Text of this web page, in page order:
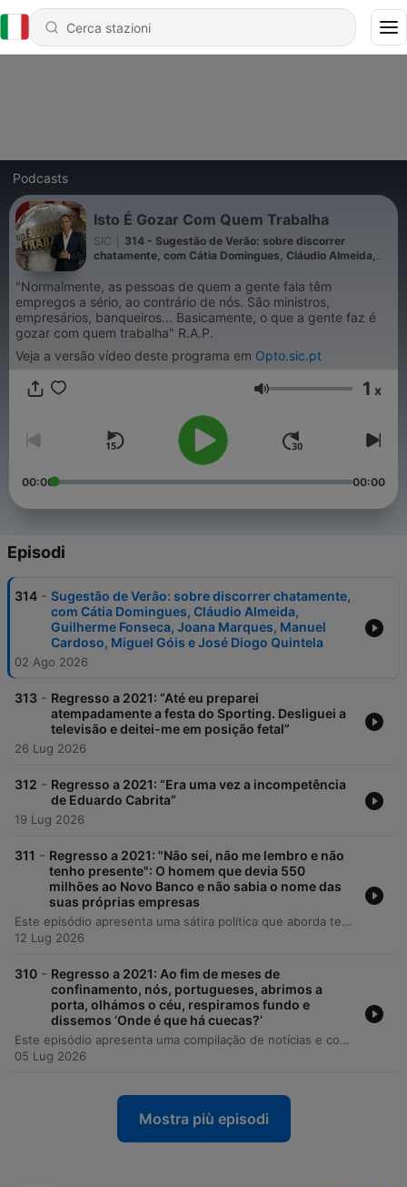
Podcasts
Isto É Gozar Com Quem Trabalha
SIC
314 - Sugestão de Verão: sobre discorrer
chatamente, com Cátia Domingues, Cláudio Almeida,
Miguel Góis e José Diogo Quintela
"Normalmente, as pessoas de quem a gente fala têm
empregos a sério, ao contrário de nós. São ministros,
empresários, banqueiros... Basicamente, o que a gente faz é
gozar com quem trabalha" R.A.P.
Veja a versão vídeo deste programa em Opto.sic.pt
Volume 1 x
00:00 00:00
Episodi
314 - Sugestão de Verão: sobre discorrer chatamente,
com Cátia Domingues, Cláudio Almeida,
Guilherme Fonseca, Joana Marques, Manuel
Cardoso, Miguel Góis e José Diogo Quintela
02 Ago 2026
313 - Regresso a 2021: “Até eu preparei
atempadamente a festa do Sporting. Desliguei a
televisão e deitei-me em posição fetal”
26 Lug 2026
312 - Regresso a 2021: “Era uma vez a incompetência
de Eduardo Cabrita”
19 Lug 2026
311 - Regresso a 2021: "Não sei, não me lembro e não
tenho presente": O homem que devia 550
milhões ao Novo Banco e não sabia o nome das
suas próprias empresas
Este episódio apresenta uma sátira política que aborda temas como a precariedade do serviço ferroviário, a gestão de fundações e sociedades offshore ligadas ao Novo Banco, e o elevado custo de um obelisco em Oeiras. O apresentador utiliza o humor para criticar a falta de transparência e a gestão de recursos públicos. A segunda parte do programa explora a crítica aos candidatos autárquicos do PSD, comparando-os a participantes de um reality show, e inclui uma entrevista com a secretária-geral da CGTP, Isabel Camarinha, sobre o papel dos sindicatos, o teletrabalho e as reivindicações laborais.
12 Lug 2026
310 - Regresso a 2021: Ao fim de meses de
confinamento, nós, portugueses, abrimos a
porta, olhámos o céu, respiramos fundo e
dissemos ‘Onde é que há cuecas?’
Este episódio apresenta uma compilação de notícias e comentários satíricos sobre a atualidade portuguesa, abordando desde a reabertura de centros comerciais e críticas à gestão de fundos europeus até debates sobre a maçonaria e a política nacional. O programa transita do humor ácido para um momento de memória histórica, com uma entrevista emocionante a Álvaro Monteiro e Faustino Reis, sobreviventes da ditadura, que partilham as suas experiências de resistência e prisão durante o regime de Salazar.
05 Lug 2026
Mostra più episodi